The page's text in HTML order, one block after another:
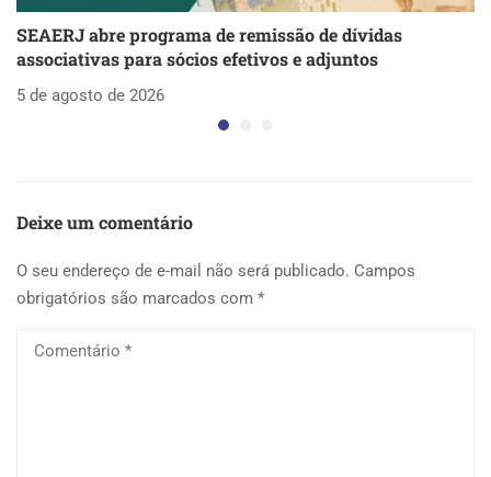
SEAERJ abre programa de remissão de dívidas
associativas para sócios efetivos e adjuntos
5 de agosto de 2026
Deixe um comentário
O seu endereço de e-mail não será publicado. Campos
obrigatórios são marcados com *